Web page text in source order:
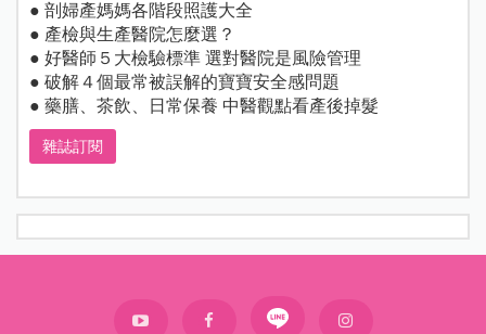
● 剖婦產媽媽各階段照護大全
● 產檢與生產醫院怎麼選？
● 好醫師５大檢驗標準 選對醫院是風險管理
● 破解４個最常被誤解的寶寶安全感問題
● 藥膳、茶飲、日常保養 中醫觀點看產後掉髮
雜誌訂閱